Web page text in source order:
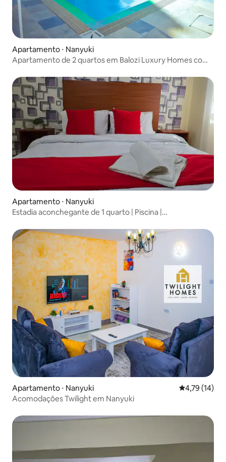
Apartamento ⋅ Nanyuki
Apartamento de 2 quartos em Balozi Luxury Homes com
Apartamento ⋅ Nanyuki
Estadia aconchegante de 1 quarto | Piscina |
Apartamento ⋅ Nanyuki 4,79 de uma
4,79 (14)
Acomodações Twilight em Nanyuki